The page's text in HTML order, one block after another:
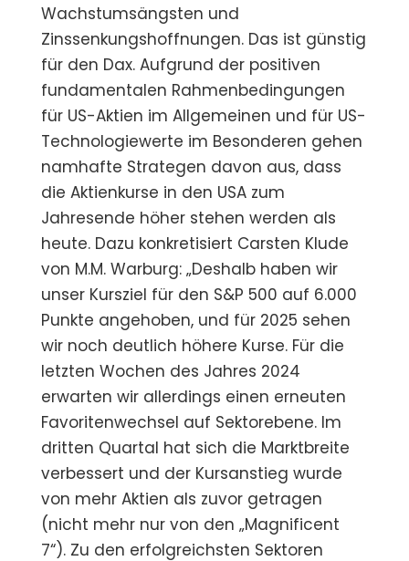
Wachstumsängsten und
Zinssenkungshoffnungen. Das ist günstig
für den Dax. Aufgrund der positiven
fundamentalen Rahmenbedingungen
für US-Aktien im Allgemeinen und für US-
Technologiewerte im Besonderen gehen
namhafte Strategen davon aus, dass
die Aktienkurse in den USA zum
Jahresende höher stehen werden als
heute. Dazu konkretisiert Carsten Klude
von M.M. Warburg: „Deshalb haben wir
unser Kursziel für den S&P 500 auf 6.000
Punkte angehoben, und für 2025 sehen
wir noch deutlich höhere Kurse. Für die
letzten Wochen des Jahres 2024
erwarten wir allerdings einen erneuten
Favoritenwechsel auf Sektorebene. Im
dritten Quartal hat sich die Marktbreite
verbessert und der Kursanstieg wurde
von mehr Aktien als zuvor getragen
(nicht mehr nur von den „Magnificent
7“). Zu den erfolgreichsten Sektoren